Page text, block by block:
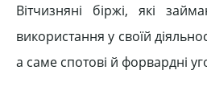
Вітчизняні біржі, які
використання у своїй
а саме спотові й форвардні